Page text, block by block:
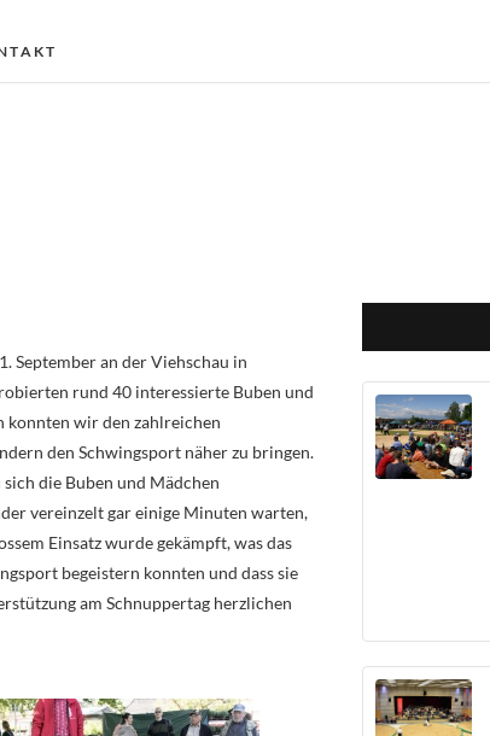
rund 40 interessierte Buben und
konnten wir den zahlreichen
den Schwingsport näher zu bringen.
die Buben und Mädchen
vereinzelt gar einige Minuten warten,
Einsatz wurde gekämpft, was das
begeistern konnten und dass sie
am Schnuppertag herzlichen